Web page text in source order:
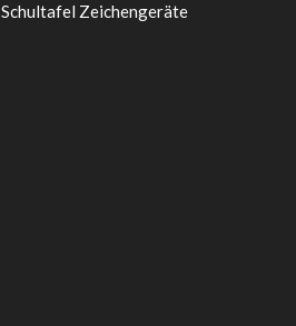
Schultafel Zeichengeräte